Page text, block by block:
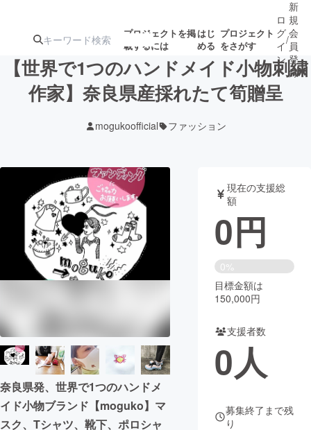
プロジェクトを掲
載するには
はじ
める
プロジェクト
をさがす
ジェクト
ロジェクト
アート・写真 音楽
テクノロジー・ガジェット ゲーム・サ
映像・映画 書籍・雑誌
チャレンジ
まちづくり・地域活性化
CAMPFIRE for Social Good
CAMPFIRE Creation
CAMPFIREふるさと納税machi-ya
ロ
グ
イ
ン
/
新
規
会
員
登
録
【世界で1つのハンドメイド小物刺繍
作家】奈良県産採れたて筍贈呈
mogukoofficial ファッション
奈良県発、世界で1つのハンドメ
イド小物ブランド【moguko】マ
スク、Tシャツ、靴下、ポロシャ
現在の支援総
額
0円
0%
目標金額は
150,000円
支援者数
0人
募集終了まで残
り